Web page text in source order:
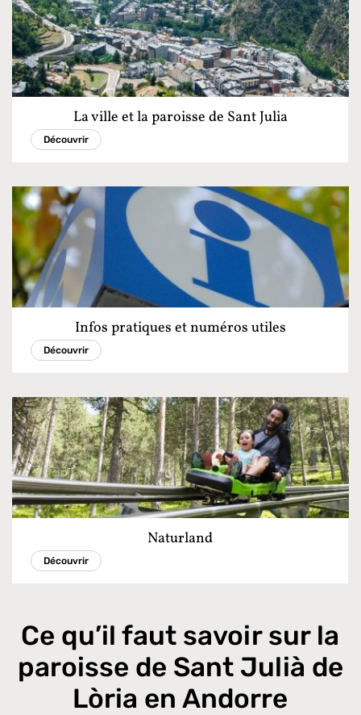
La ville et la paroisse de Sant Julia
Découvrir
Infos pratiques et numéros utiles
Découvrir
Naturland
Découvrir
Ce qu’il faut savoir sur la
paroisse de Sant Julià de
Lòria en Andorre